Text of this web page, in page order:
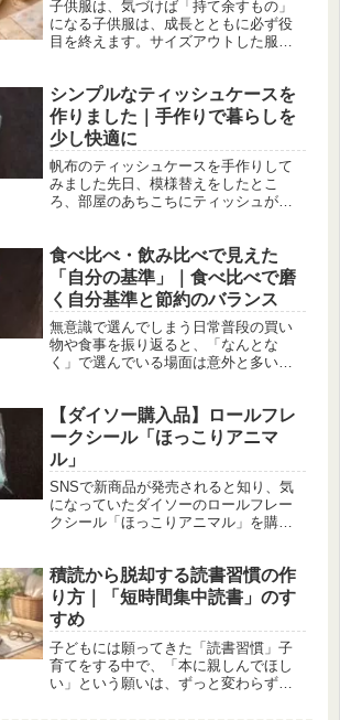
子供服は、気づけば「持て余すもの」
になる子供服は、成長とともに必ず役
目を終えます。サイズアウトした服を
がら、クローゼットの奥へ追いやって
しまうことも少なくありません。私も
例に...
シンプルなティッシュケースを
作りました｜手作りで暮らしを
少し快適に
帆布のティッシュケースを手作りして
みました先日、模様替えをしたとこ
ろ、部屋のあちこちにティッシュがあ
思い立ち、YouTubeで作り方を調べて、
ミシンで作ってみることに。使った...
食べ比べ・飲み比べで見えた
「自分の基準」｜食べ比べで磨
く自分基準と節約のバランス
無意識で選んでしまう日常普段の買い
物や食事を振り返ると、「なんとな
く」で選んでいる場面は意外と多いも
のは楽ですが、その一方で「本当に自
分に合っているのか」を見直す機会は
あま...
【ダイソー購入品】ロールフレ
ークシール「ほっこりアニマ
ル」
SNSで新商品が発売されると知り、気
になっていたダイソーのロールフレー
クシール「ほっこりアニマル」を購入
て、売り場を見るたびについ足を止め
てしまいます。もともとシールが好...
積読から脱却する読書習慣の作
り方｜「短時間集中読書」のす
すめ
子どもには願ってきた「読書習慣」子
育てをする中で、「本に親しんでほし
い」という願いは、ずっと変わらず持